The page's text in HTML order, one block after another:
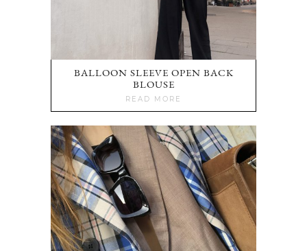
BALLOON SLEEVE OPEN BACK
BLOUSE
READ MORE